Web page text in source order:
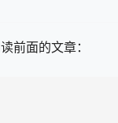
前面的文章：